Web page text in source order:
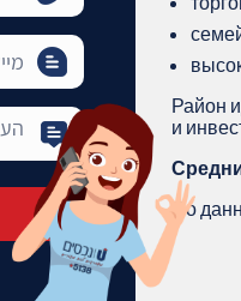
Район
и
По